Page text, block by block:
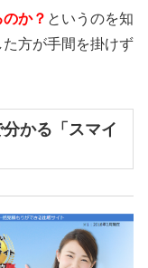
か？ というのを知
た方が手間を掛けず
かる「スマイ